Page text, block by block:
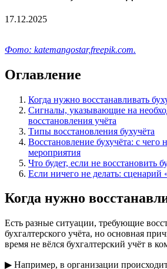
17.12.2025
Фото: katemangostar,freepik.com.
Оглавление
Когда нужно восстанавливать
Сигналы, указывающие на
восстановления учёта
Типы восстановления бухучёта
Восстановление бухучёта: с чего
мероприятия
Что будет, если не восстановить
Если ничего не делать: сценарий
Когда нужно
Есть разные ситуации, требующие
бухгалтерского учёта, но основная
время не вёлся бухгалтерский учёт в
▶ Например, в организации